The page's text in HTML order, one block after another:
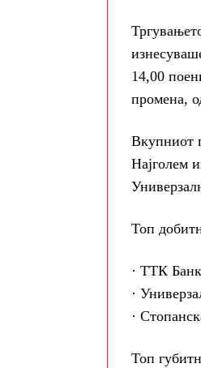
14,00
промена,
Вкупниот
Најголем
Топ
· ТТК
·
·
Топ